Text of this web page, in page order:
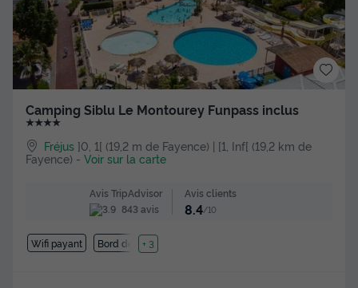
Camping Siblu Le Montourey Funpass inclus
★★★★
Fréjus ]0, 1[ (19,2 m de Fayence) | [1, Inf[ (19,2 km de
Fayence) - Voir sur la carte
Avis TripAdvisor
843 avis
Avis clients
8.4/10
Wifi payant Bord de mer
+ 3